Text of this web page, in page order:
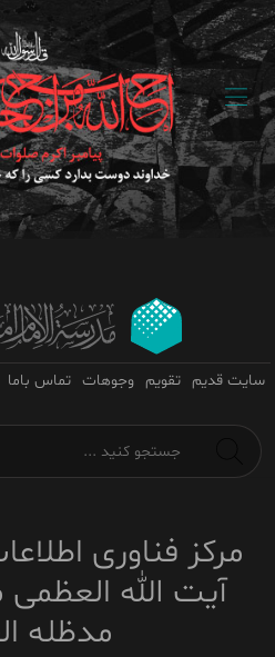
سایت قدیم تقویم وجوهات تماس باما
مرکز فناوری
آیت الله
مدظله